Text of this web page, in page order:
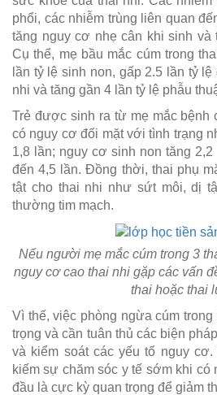
phổi, các nhiễm trùng liên quan
tăng nguy cơ nhẹ cân khi sinh và
Cụ thể, mẹ bầu mắc cúm trong
lần tỷ lệ sinh non, gấp 2.5 lần tỷ
nhi và tăng gần 4 lần tỷ lệ phẫu
Trẻ được sinh ra từ mẹ mắc bệnh
có nguy cơ đối mặt với tình trạng
1,8 lần; nguy cơ sinh non tăng
đến 4,5 lần. Đồng thời, thai phụ
tật cho thai nhi như sứt môi, dị
thường tim mạch.
Nếu người mẹ mắc cúm trong 3
nguy cơ cao thai nhi gặp các vấn
thai hoặc thai
Vì thế, việc phòng ngừa cúm
trọng và cần tuân thủ các biện
và kiểm soát các yếu tố nguy
kiếm sự chăm sóc y tế sớm khi có
đầu là cực kỳ quan trọng để giảm